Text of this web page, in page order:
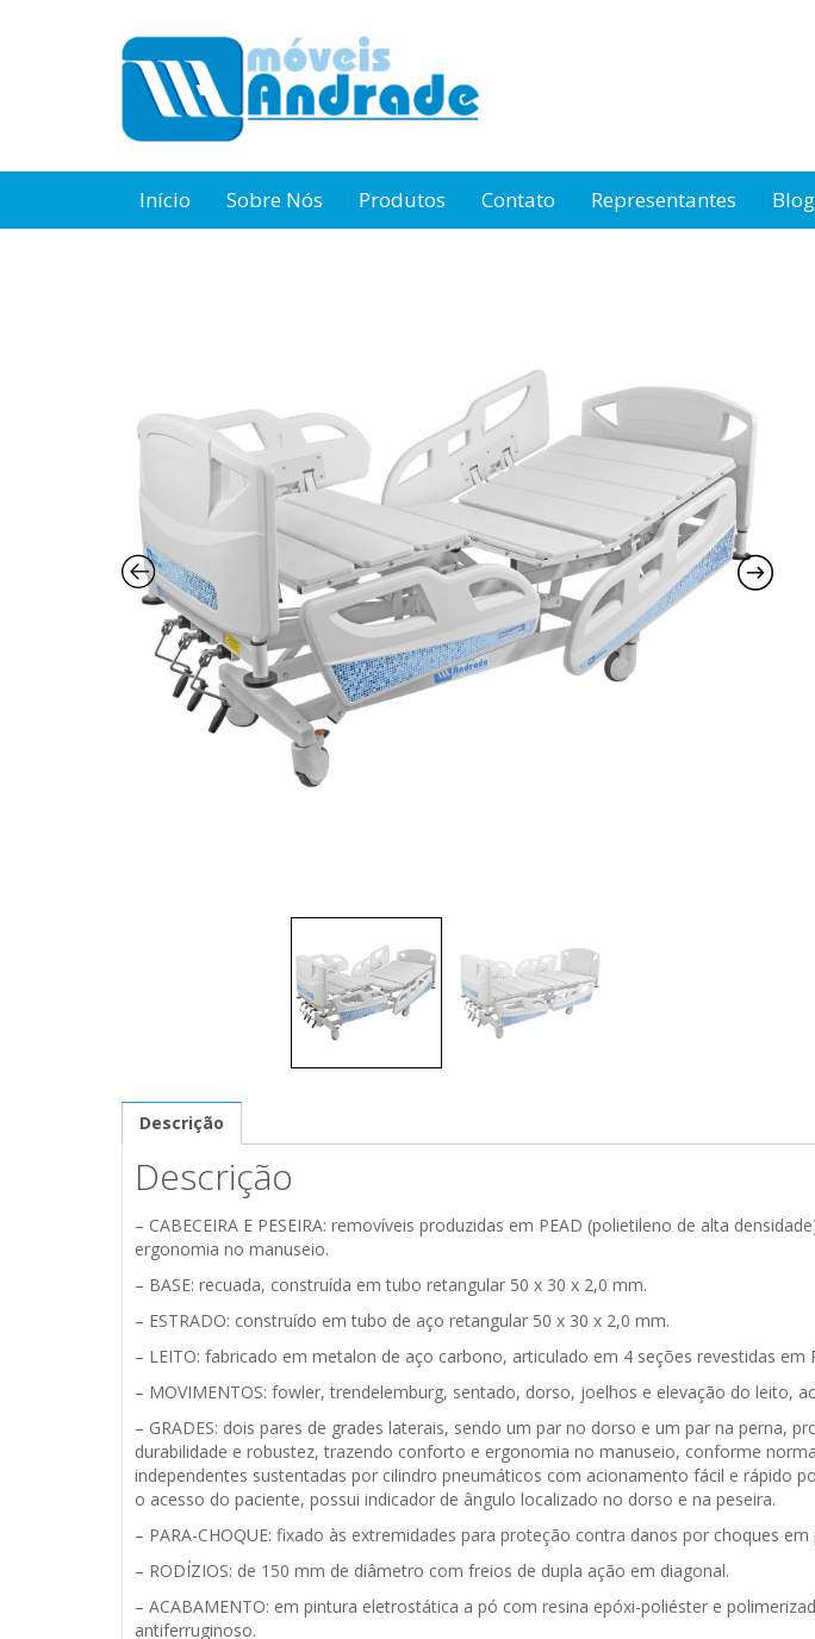
Início Sobre Nós Produtos Contato Representantes Blog
Descrição
Descrição
– CABECEIRA E PESEIRA: removíveis produzidas em PEAD (polietileno de alta
ergonomia no manuseio.
– BASE: recuada, construída em tubo retangular 50 x 30 x 2,0 mm.
– ESTRADO: construído em tubo de aço retangular 50 x 30 x 2,0 mm.
– LEITO: fabricado em metalon de aço carbono, articulado em 4 seções revestidas
– MOVIMENTOS: fowler, trendelemburg, sentado, dorso, joelhos e elevação do leito,
– GRADES: dois pares de grades laterais, sendo um par no dorso e um par na perna,
durabilidade e robustez, trazendo conforto e ergonomia no manuseio, conforme
independentes sustentadas por cilindro pneumáticos com acionamento fácil e rápido
o acesso do paciente, possui indicador de ângulo localizado no dorso e na peseira.
– PARA-CHOQUE: fixado às extremidades para proteção contra danos por choques
– RODÍZIOS: de 150 mm de diâmetro com freios de dupla ação em diagonal.
– ACABAMENTO: em pintura eletrostática a pó com resina epóxi-poliéster e
antiferruginoso.